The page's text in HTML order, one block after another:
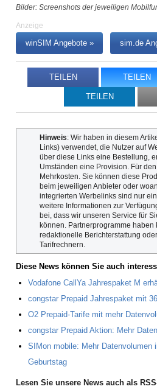
Bilder: Screenshots der jeweiligen
Anzeige
winSIM Angebote » sim.de
TEILEN TEILEN
TEILEN
Hinweis: Wir haben in diesem
Links) verwendet, die Nutzer auf
über diese Links eine Bestellung,
Umständen eine Provision. Für
Mehrkosten. Sie können diese
beim jeweiligen Anbieter oder
integrierten Werbelinks sind nur
weitere Informationen zur
bei, dass wir unseren Service für
können. Partnerprogramme
redaktionelle Berichterstattung
Tarifrechnern.
Diese News können Sie auch
Vodafone CallYa Jahrespaket M
congstar Prepaid Jahrespaket mit
O2 Prepaid-Tarife mit mehr
congstar Prepaid Aktion: Mehr
SIMon mobile: Mehr Datenvolumen
Geburtstag
Lesen Sie unsere News auch als